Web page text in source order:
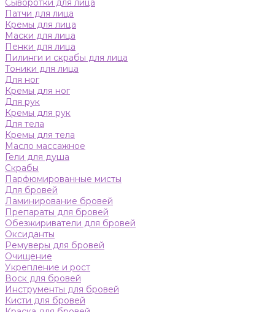
Сыворотки для лица
Патчи для лица
Кремы для лица
Маски для лица
Пенки для лица
Пилинги и скрабы для лица
Тоники для лица
Для ног
Кремы для ног
Для рук
Кремы для рук
Для тела
Кремы для тела
Масло массажное
Гели для душа
Скрабы
Парфюмированные мисты
Для бровей
Ламинирование бровей
Препараты для бровей
Обезжириватели для бровей
Оксиданты
Ремуверы для бровей
Очищение
Укрепление и рост
Воск для бровей
Инструменты для бровей
Кисти для бровей